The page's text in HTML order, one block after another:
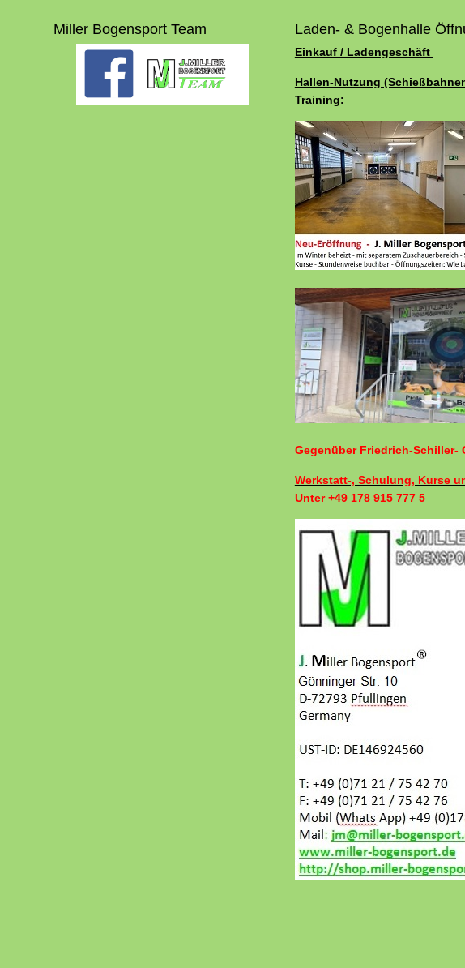
Miller Bogensport Team Laden- & Bogenhalle
Einkauf / Ladengeschäft
Hallen-Nutzung
Training:
Gegenüber Friedrich-Schiller-
Werkstatt-, Schulung, Kurse
Unter +49 178 915 777 5